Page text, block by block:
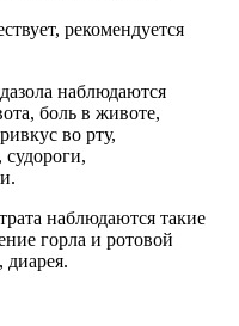
рекомендуется
наблюдаются
боль в животе,
во рту,
судороги,
наблюдаются такие
горла и ротовой
диарея.